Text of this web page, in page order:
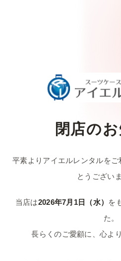
閉店の
平素よりアイエルレンタルを
とうござい
当店は2026年7月1日（水） を
た。
長らくのご愛顧に、心よ